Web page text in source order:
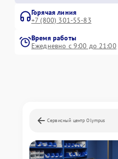
Горячая линия
+7 (800) 301-55-83
Время работы
Ежедневно с 9:00 до 21:00
Сервисный центр Olympus